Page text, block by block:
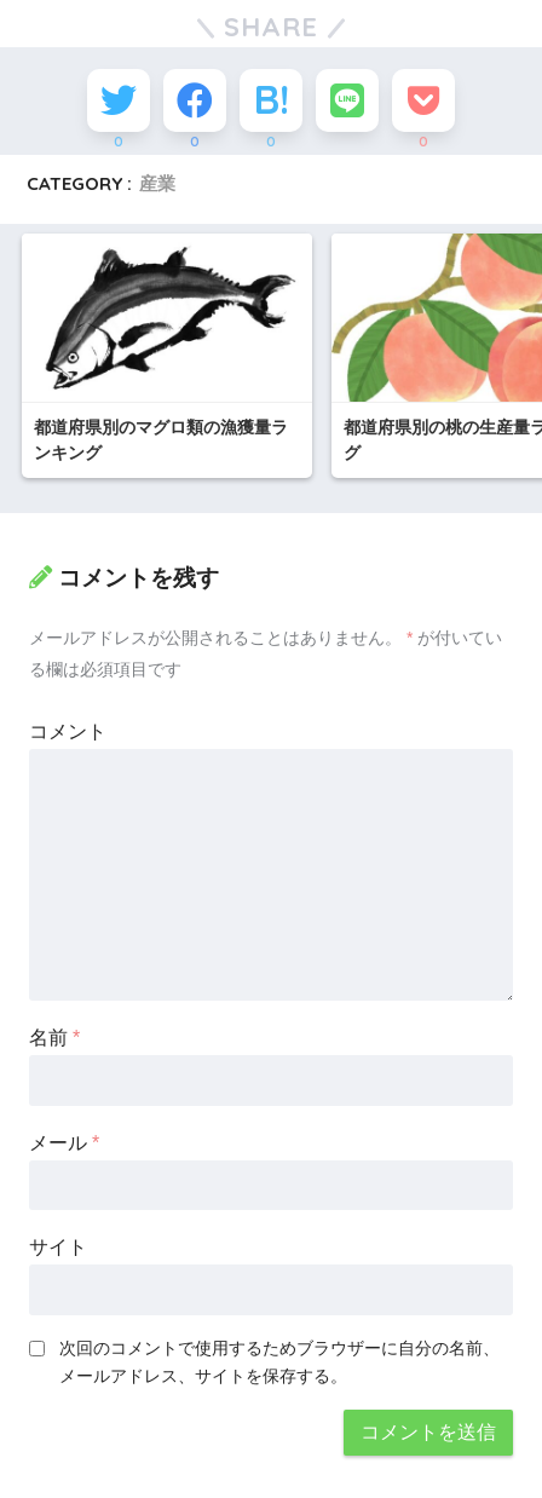
SHARE
0 0 0 0
CATEGORY : 産業
都道府県別のマグロ類の漁獲量ラ
ンキング
都道府県別の桃の生産量
グ
コメントを残す
メールアドレスが公開されることはありません。 * が付いてい
る欄は必須項目です
コメント
名前 *
メール *
サイト
次回のコメントで使用するためブラウザーに自分の名前、
メールアドレス、サイトを保存する。